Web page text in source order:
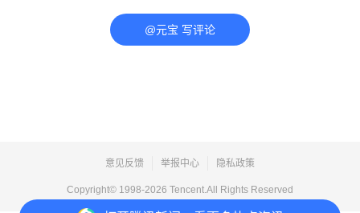
@元宝 写评论
意见反馈 举报中心 隐私政策
Copyright© 1998-2026 Tencent.All Rights Reserved